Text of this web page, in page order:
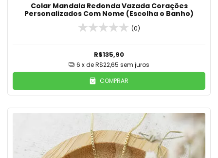
Colar Mandala Redonda Vazada Corações
Personalizados Com Nome (Escolha o Banho)
(0)
R$135,90
6 x deR$22,65 sem juros
COMPRAR